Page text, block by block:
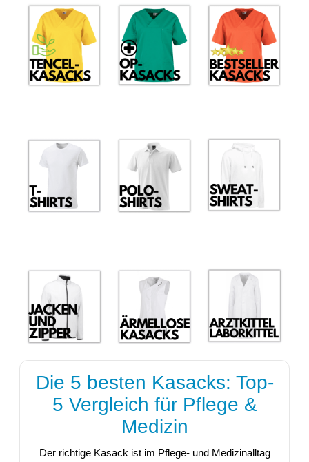
Die 5 besten Kasacks: Top-
5 Vergleich für Pflege &
Medizin
Der richtige Kasack ist im Pflege- und Medizinalltag